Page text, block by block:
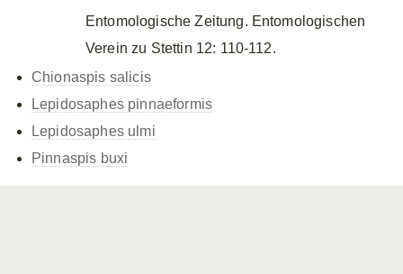
Entomologische Zeitung. Entomologischen
Verein zu Stettin 12: 110-112.
Chionaspis salicis
Lepidosaphes pinnaeformis
Lepidosaphes ulmi
Pinnaspis buxi